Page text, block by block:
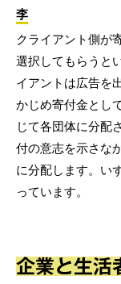
李
クライアント側が
選択してもらうと
イアントは広告を
かじめ寄付金とし
じて各団体に分配
付の意志を示さな
に分配します。い
っています。
企業と生活